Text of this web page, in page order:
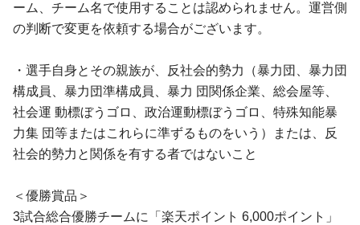
ーム、チーム名で使用することは認められません。運営側
の判断で変更を依頼する場合がございます。
・選手自身とその親族が、反社会的勢力（暴力団、暴力団
構成員、暴力団準構成員、暴力 団関係企業、総会屋等、
社会運 動標ぼうゴロ、政治運動標ぼうゴロ、特殊知能暴
力集 団等またはこれらに準ずるものをいう）または、反
社会的勢力と関係を有する者ではないこと
＜優勝賞品＞
3試合総合優勝チームに「楽天ポイント 6,000ポイント」